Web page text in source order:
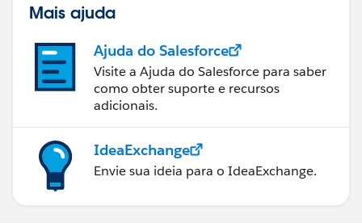
Mais ajuda
Ajuda do Salesforce
Visite a Ajuda do Salesforce para saber
como obter suporte e recursos
adicionais.
IdeaExchange
Envie sua ideia para o IdeaExchange.